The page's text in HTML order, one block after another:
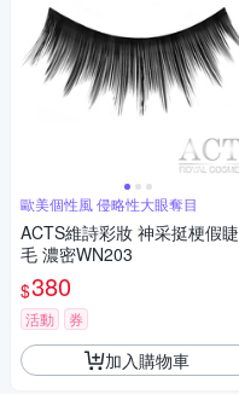
歐美個性風 侵略性大眼奪目
ACTS維詩彩妝 神采挺梗假睫
毛 濃密WN203
$380
活動 券
加入購物車